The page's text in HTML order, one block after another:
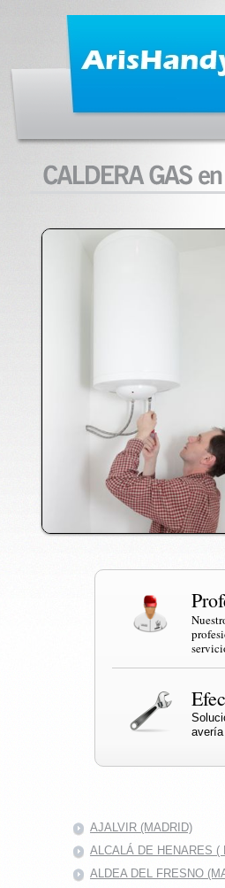
AJALVIR (MADRID)
ALCALÁ DE HENARES (
ALDEA DEL FRESNO